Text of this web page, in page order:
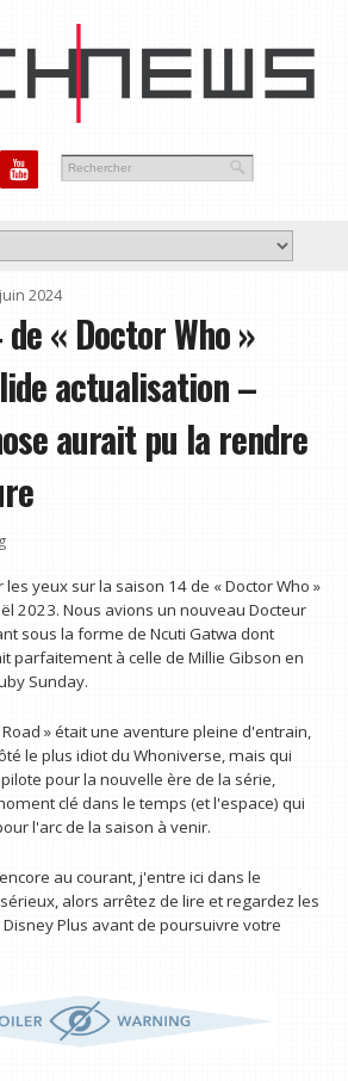
2024
de « Doctor Who »
actualisation –
aurait pu la rendre
les yeux sur la saison 14 de « Doctor Who »
2023. Nous avions un nouveau Docteur
sous la forme de Ncuti Gatwa dont
parfaitement à celle de Millie Gibson en
Sunday.
Road » était une aventure pleine d'entrain,
le plus idiot du Whoniverse, mais qui
pour la nouvelle ère de la série,
clé dans le temps (et l'espace) qui
l'arc de la saison à venir.
au courant, j'entre ici dans le
alors arrêtez de lire et regardez les
Plus avant de poursuivre votre